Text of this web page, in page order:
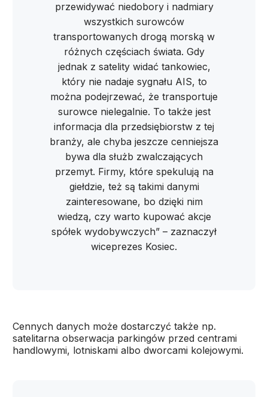
przewidywać niedobory i nadmiary
wszystkich surowców
transportowanych drogą morską w
różnych częściach świata. Gdy
jednak z satelity widać tankowiec,
który nie nadaje sygnału AIS, to
można podejrzewać, że transportuje
surowce nielegalnie. To także jest
informacja dla przedsiębiorstw z tej
branży, ale chyba jeszcze cenniejsza
bywa dla służb zwalczających
przemyt. Firmy, które spekulują na
giełdzie, też są takimi danymi
zainteresowane, bo dzięki nim
wiedzą, czy warto kupować akcje
spółek wydobywczych” – zaznaczył
wiceprezes Kosiec.
Cennych danych może dostarczyć także np.
satelitarna obserwacja parkingów przed centrami
handlowymi, lotniskami albo dworcami kolejowymi.